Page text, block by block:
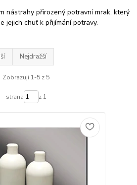
nástrahy přirozený potravní mrak, který
jejich chuť k přijímání potravy.
Nejdražší
Zobrazuji 1-5 z 5
strana z 1